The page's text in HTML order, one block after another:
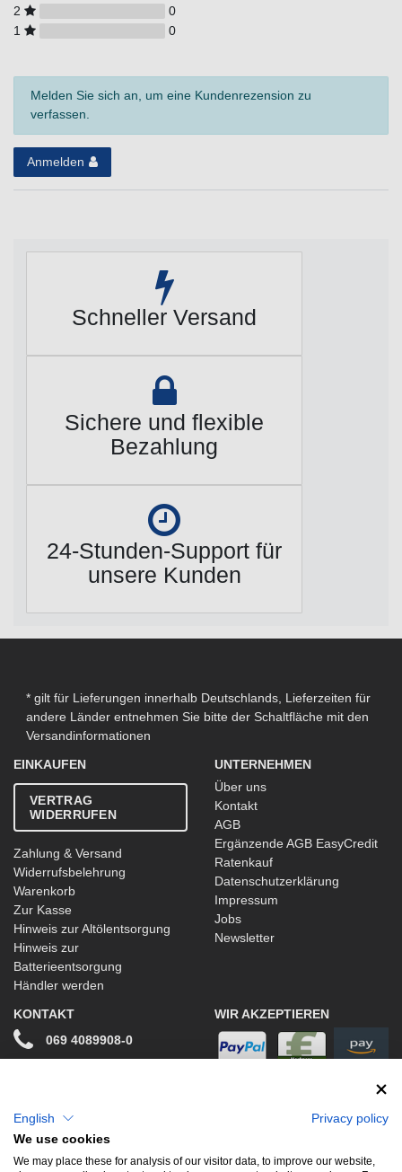
2
0
1
0
Melden Sie sich an, um eine Kundenrezension zu
verfassen.
Anmelden
Schneller Versand
Sichere und flexible
Bezahlung
24-Stunden-Support für
unsere Kunden
* gilt für Lieferungen innerhalb Deutschlands, Lieferzeiten für
andere Länder entnehmen Sie bitte der Schaltfläche mit den
Versandinformationen
EINKAUFEN
VERTRAG
WIDERRUFEN
Zahlung & Versand
Widerrufsbelehrung
Warenkorb
Zur Kasse
Hinweis zur Altölentsorgung
Hinweis zur
Batterieentsorgung
Händler werden
UNTERNEHMEN
Über uns
Kontakt
AGB
Ergänzende AGB EasyCredit
Ratenkauf
Datenschutzerklärung
Impressum
Jobs
Newsletter
KONTAKT
069 4089908-0
Facebook
WIR AKZEPTIEREN
English
Privacy policy
We use cookies
We may place these for analysis of our visitor data, to improve our website,